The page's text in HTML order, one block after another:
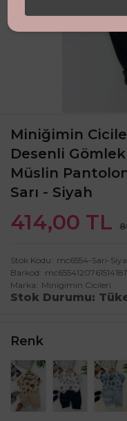
Miniğimin
Desenli
Müslin
Sarı - Siyah
414,00 TL
Stok Kodu
mc6554-Sari-
Barkod
Marka
Minigimin Cicileri
Stok Durumu
Renk